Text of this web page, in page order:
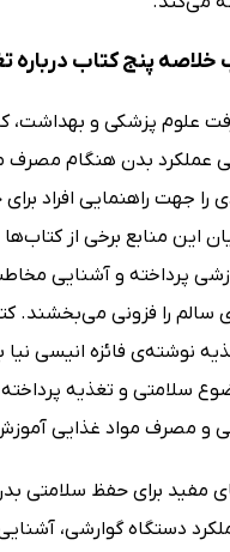
خلاصه پنج کتاب درباره
علوم پزشکی و بهداشت،
عملکرد بدن هنگام مصرف
را جهت راهنمایی افراد
این منابع برخی از کتاب‌ها
پرداخته و آشنایی
سالم را فزونی می‌بخشند.
نوشته‌ی فائزه انیسی
سلامتی و تغذیه
و مصرف مواد غذایی
مفید برای حفظ سلامتی
دستگاه گوارشی،